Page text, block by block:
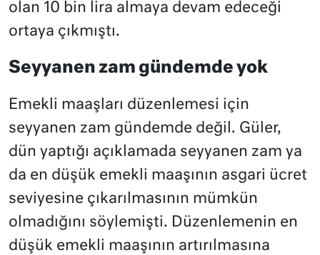
olan 10 bin lira almaya devam edeceği
ortaya çıkmıştı.
Seyyanen zam gündemde yok
Emekli maaşları düzenlemesi için
seyyanen zam gündemde değil. Güler,
dün yaptığı açıklamada seyyanen zam ya
da en düşük emekli maaşının asgari ücret
seviyesine çıkarılmasının mümkün
olmadığını söylemişti. Düzenlemenin en
düşük emekli maaşının artırılmasına